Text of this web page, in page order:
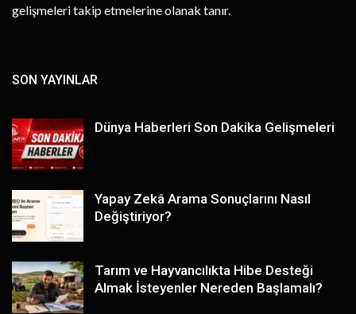
gelişmeleri takip etmelerine olanak tanır.
SON YAYINLAR
Dünya Haberleri Son Dakika Gelişmeleri
Yapay Zekâ Arama Sonuçlarını Nasıl
Değiştiriyor?
Tarım ve Hayvancılıkta Hibe Desteği
Almak İsteyenler Nereden Başlamalı?